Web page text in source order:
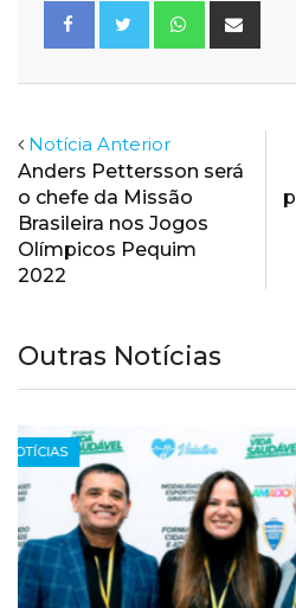
Whatsapp
Notícia Anterior
Anders Pettersson será
o chefe da Missão
Brasileira nos Jogos
Olímpicos Pequim
2022
Outras Notícias
NOTÍCIAS